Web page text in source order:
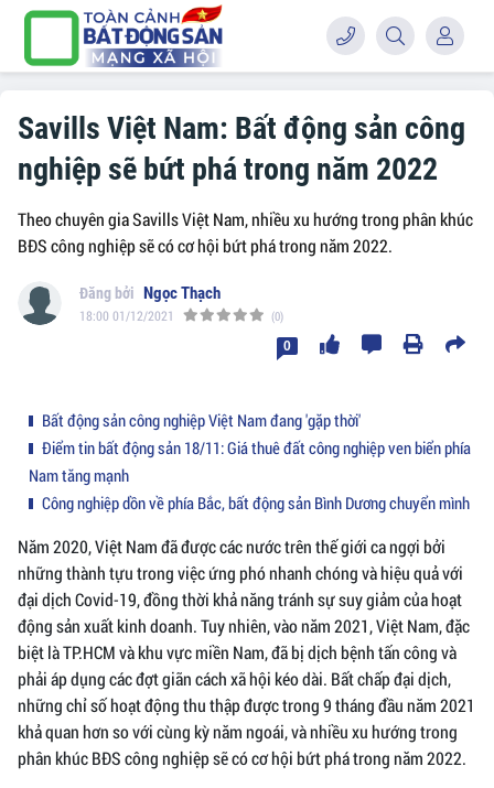
Savills Việt Nam: Bất động sản công
nghiệp sẽ bứt phá trong năm 2022
Theo chuyên gia Savills Việt Nam, nhiều xu hướng trong phân khúc
BĐS công nghiệp sẽ có cơ hội bứt phá trong năm 2022.
Ngọc Thạch
18:00 01/12/2021 (0)
0
Bất động sản công nghiệp Việt Nam đang 'gặp thời'
Điểm tin bất động sản 18/11: Giá thuê đất công nghiệp ven biển phía
Nam tăng mạnh
Công nghiệp dồn về phía Bắc, bất động sản Bình Dương chuyển mình
Năm 2020, Việt Nam đã được các nước trên thế giới ca ngợi bởi
những thành tựu trong việc ứng phó nhanh chóng và hiệu quả với
đại dịch Covid-19, đồng thời khả năng tránh sự suy giảm của hoạt
động sản xuất kinh doanh. Tuy nhiên, vào năm 2021, Việt Nam, đặc
biệt là TP.HCM và khu vực miền Nam, đã bị dịch bệnh tấn công và
phải áp dụng các đợt giãn cách xã hội kéo dài. Bất chấp đại dịch,
những chỉ số hoạt động thu thập được trong 9 tháng đầu năm 2021
khả quan hơn so với cùng kỳ năm ngoái, và nhiều xu hướng trong
phân khúc BĐS công nghiệp sẽ có cơ hội bứt phá trong năm 2022.